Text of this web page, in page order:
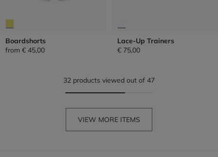
Boardshorts
from € 45,00
Lace-Up Trainers
€ 75,00
32 products viewed out of 47
VIEW MORE ITEMS